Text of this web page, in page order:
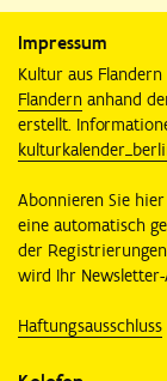
Impressum
Kultur aus
Flandern anhand
erstellt.
Abonnieren Sie
eine automatisch
der
wird Ihr
Haftungsausschluss